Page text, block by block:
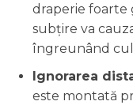
draperie foarte
subțire va
îngreunând
Ignorarea
este montată